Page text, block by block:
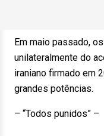
Em maio passado,
unilateralmente do
iraniano firmado em
grandes potências.
– “Todos punidos” –